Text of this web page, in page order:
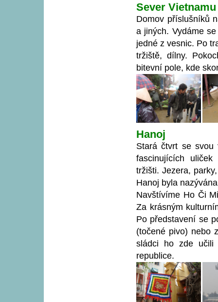
Sever Vietnamu
Domov příslušníků
a jiných. Vydáme
jedné z vesnic. Po
tržiště, dílny.
bitevní pole, kde
Hanoj
Stará čtvrt se svou
fascinujících
tržišti. Jezera,
Hanoj byla
Navštívíme Ho Či
Za krásným
Po představení se
(točené pivo) nebo
sládci ho zde
republice.